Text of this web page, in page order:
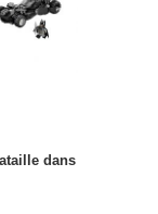
dans